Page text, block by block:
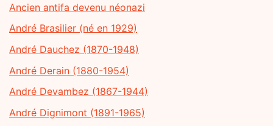
Ancien antifa devenu néonazi
André Brasilier (né en 1929)
André Dauchez (1870-1948)
André Derain (1880-1954)
André Devambez (1867-1944)
André Dignimont (1891-1965)